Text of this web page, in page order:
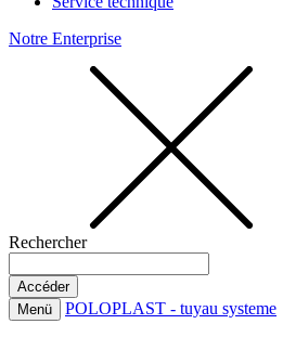
Notre Enterprise
Rechercher
Menü POLOPLAST - tuyau systeme